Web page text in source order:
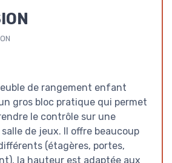
de rangement enfant
un gros bloc pratique qui permet
le contrôle sur une
de jeux. Il offre beaucoup
(étagères, portes,
la hauteur est adaptée aux